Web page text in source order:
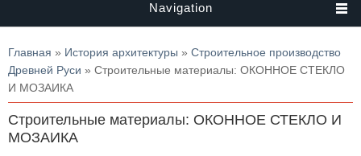
Navigation
Вы здесь
Главная » История архитектуры » Строительное производство
Древней Руси » Строительные материалы: ОКОННОЕ СТЕКЛО
И МОЗАИКА
Строительные материалы: ОКОННОЕ СТЕКЛО И
МОЗАИКА